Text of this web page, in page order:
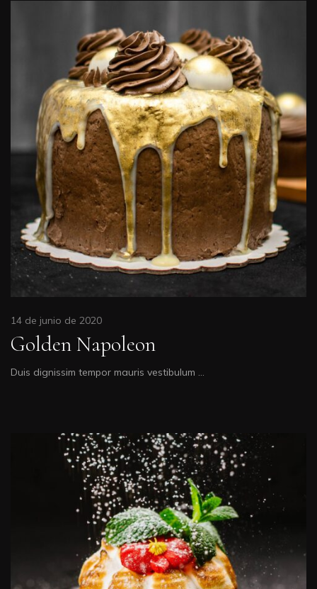
14 de junio de 2020
Golden Napoleon
Duis dignissim tempor mauris vestibulum …